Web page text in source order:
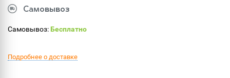
Самовывоз
Самовывоз:Бесплатно
Подробнее о доставке